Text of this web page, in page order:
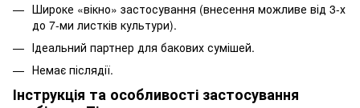
Широке «вікно» застосування (внесення можливе від 3-х
до 7-ми листків культури).
Ідеальний партнер для бакових сумішей.
Немає післядії.
Інструкція та особливості застосування